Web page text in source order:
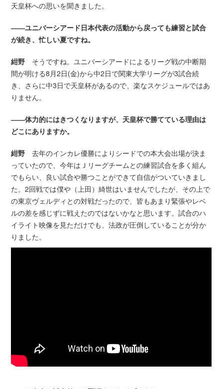
天皇杯への思いを聞きました。
――ユニバーシアード日本代表の活動から戻っても練習と試合
が続き、忙しい夏ですね。
紺野 そうですね。ユニバーシアードによるリーグ戦の中断期
間が明ける8月2日(金)から中2日で関東大学リーグが3試合続
き、さらに中3日で天皇杯があるので、楽なスケジュールではあ
りません。
――体力的にはきつくなりますが、天皇杯で勝てている理由は
どこにありますか。
紺野 去年のインカレ優勝によりシードでの本大会出場が決ま
っていたので、今年はＪリーグチームとの練習試合を多く組ん
でもらい、良い試合や勝つことができて自信がついていきまし
た。2回戦では僕や（上田）綺世はいませんでしたが、その上で
の東京ヴェルディとの対戦だったので、皆もあまり緊張やレベ
ルの差を感じずに戦えたのではないかなと思います。試合のハ
イライト映像を見ただけでも、法政が圧倒していることが分か
りました。